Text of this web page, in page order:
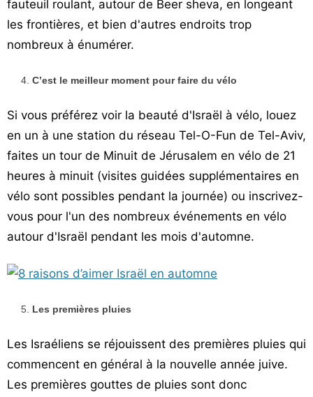
fauteuil roulant, autour de Beer sheva, en longeant
les frontières, et bien d'autres endroits trop
nombreux à énumérer.
C’est le meilleur moment pour faire du vélo
Si vous préférez voir la beauté d'Israël à vélo, louez
en un à une station du réseau Tel-O-Fun de Tel-Aviv,
faites un tour de Minuit de Jérusalem en vélo de 21
heures à minuit (visites guidées supplémentaires en
vélo sont possibles pendant la journée) ou inscrivez-
vous pour l'un des nombreux événements en vélo
autour d'Israël pendant les mois d'automne.
Les premières pluies
Les Israéliens se réjouissent des premières pluies qui
commencent en général à la nouvelle année juive.
Les premières gouttes de pluies sont donc